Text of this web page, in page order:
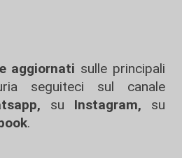
aggiornati sulle principali
seguiteci sul canale
su Instagram, su
.